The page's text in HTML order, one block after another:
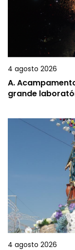
4 agosto 2026
A.
grande
4 agosto 2026